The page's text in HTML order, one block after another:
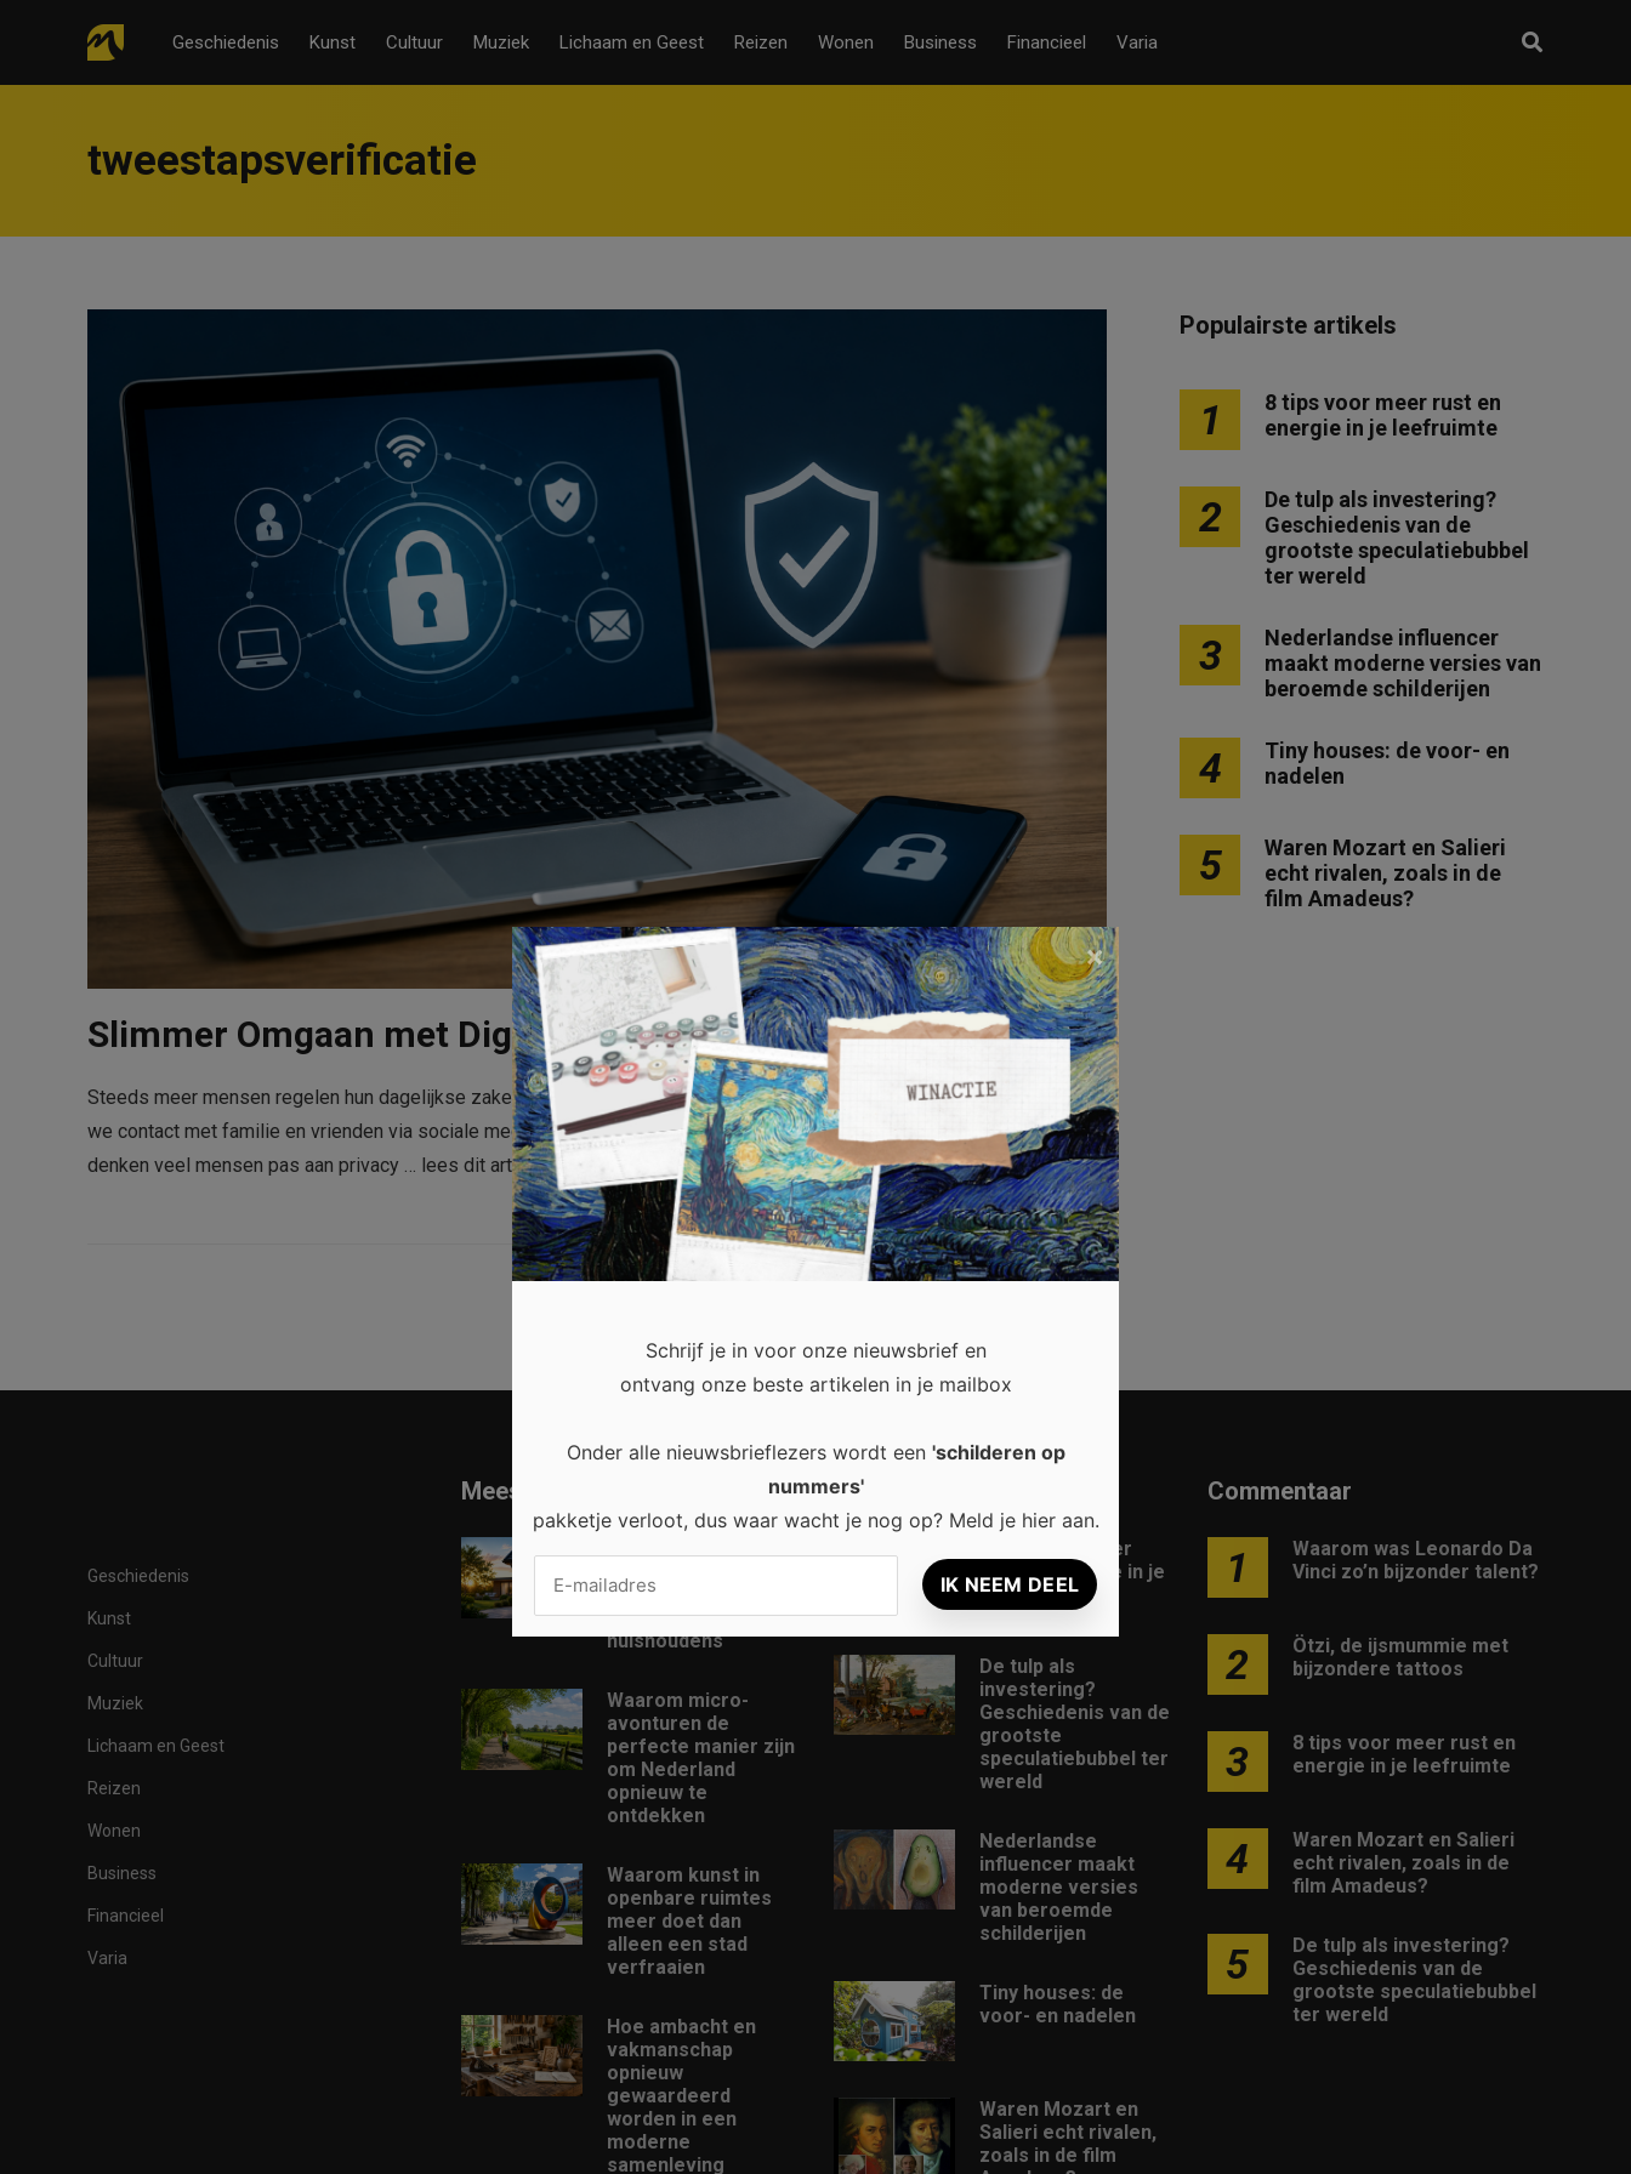
Geschiedenis Kunst Cultuur Muziek Lichaam en Geest Reizen Wonen Business Financieel Varia
tweestapsverificatie
Slimmer Omgaan met Digitale Privacy in het Dagelijks Leven
Steeds meer mensen regelen hun dagelijkse zaken online. We winkelen via internet. We bankieren digitaal. Ook houden
we contact met familie en vrienden via sociale media. Daardoor delen we dagelijks veel persoonlijke gegevens. Toch
denken veel mensen pas aan privacy … lees dit artikel
Populairste artikels
1
8 tips voor meer rust en
energie in je leefruimte
2
De tulp als investering?
Geschiedenis van de
grootste speculatiebubbel
ter wereld
3
Nederlandse influencer
maakt moderne versies van
beroemde schilderijen
4
Tiny houses: de voor- en
nadelen
5
Waren Mozart en Salieri
echt rivalen, zoals in de
film Amadeus?
Geschiedenis
Kunst
Cultuur
Muziek
Lichaam en Geest
Reizen
Wonen
Business
Financieel
Varia
Meest recent
interessanter wordt
voor Nederlandse
huishoudens
Waarom micro-
avonturen de
perfecte manier zijn
om Nederland
opnieuw te
ontdekken
Waarom kunst in
openbare ruimtes
meer doet dan
alleen een stad
verfraaien
Hoe ambacht en
vakmanschap
opnieuw
gewaardeerd
worden in een
moderne
samenleving
Popular
8 tips voor meer
rust en energie in je
leefruimte
De tulp als
investering?
Geschiedenis van de
grootste
speculatiebubbel ter
wereld
Nederlandse
influencer maakt
moderne versies
van beroemde
schilderijen
Tiny houses: de
voor- en nadelen
Waren Mozart en
Salieri echt rivalen,
zoals in de film
Commentaar
1
Waarom was Leonardo Da
Vinci zo’n bijzonder talent?
2
Ötzi, de ijsmummie met
bijzondere tattoos
3
8 tips voor meer rust en
energie in je leefruimte
4
Waren Mozart en Salieri
echt rivalen, zoals in de
film Amadeus?
5
De tulp als investering?
Geschiedenis van de
grootste speculatiebubbel
ter wereld
Schrijf je in voor onze nieuwsbrief en
ontvang onze beste artikelen in je mailbox
Onder alle nieuwsbrieflezers wordt een 'schilderen op
nummers'
pakketje verloot, dus waar wacht je nog op? Meld je hier aan.
×